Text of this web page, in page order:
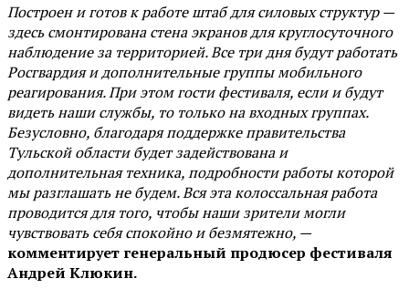
Построен и готов к работе штаб для силовых структур —
здесь смонтирована стена экранов для круглосуточного
наблюдение за территорией. Все три дня будут работать
Росгвардия и дополнительные группы мобильного
реагирования. При этом гости фестиваля, если и будут
видеть наши службы, то только на входных группах.
Безусловно, благодаря поддержке правительства
Тульской области будет задействована и
дополнительная техника, подробности работы которой
мы разглашать не будем. Вся эта колоссальная работа
проводится для того, чтобы наши зрители могли
чувствовать себя спокойно и безмятежно, —
комментирует генеральный продюсер фестиваля
Андрей Клюкин.